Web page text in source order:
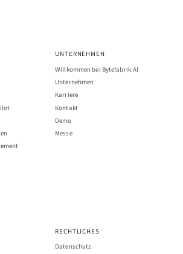
UNTERNEHMEN
Willkommen bei Bytefabrik.AI
Unternehmen
Karriere
Kontakt
Demo
Messe
RECHTLICHES
Datenschutz